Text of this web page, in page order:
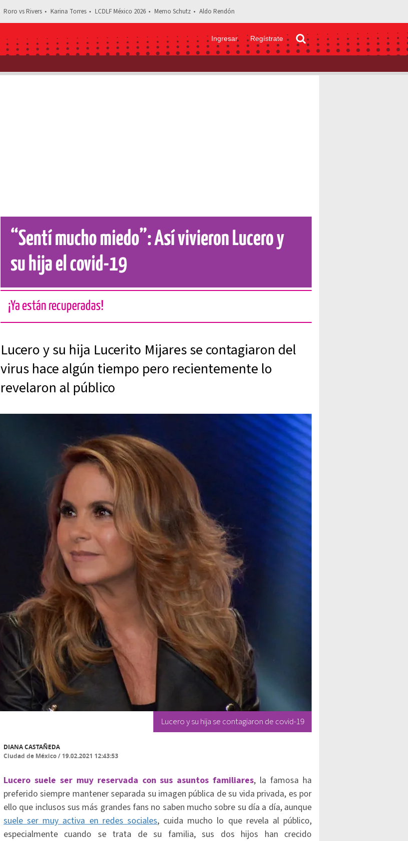
Roro vs Rivers Karina Torres LCDLF México 2026 Memo Schutz Aldo Rendón
Ingresar Regístrate
Estás leyendo: “Sentí mucho miedo”: Así vivieron Lucero y su hija el covid-19
“Sentí mucho miedo”: Así vivieron Lucero y
su hija el covid-19
¡Ya están recuperadas!
Lucero y su hija Lucerito Mijares se contagiaron del
virus hace algún tiempo pero recientemente lo
revelaron al público
Lucero y su hija se contagiaron de covid-19
DIANA CASTAÑEDA
Ciudad de México/ 19.02.2021 12:43:53
Lucero suele ser muy reservada con sus asuntos familiares, la famosa ha
preferido siempre mantener separada su imagen pública de su vida privada, es por
ello que inclusos sus más grandes fans no saben mucho sobre su día a día, aunque
suele ser muy activa en redes sociales, cuida mucho lo que revela al público,
especialmente cuando se trata de su familia, sus dos hijos han crecido